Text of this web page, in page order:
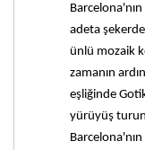
adeta
ünlü mozaik
zamanın
eşliğinde
yürüyüş